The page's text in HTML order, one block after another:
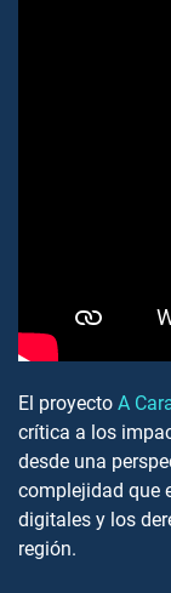
El proyecto A
crítica a los
desde una
complejidad que
digitales y los
región.